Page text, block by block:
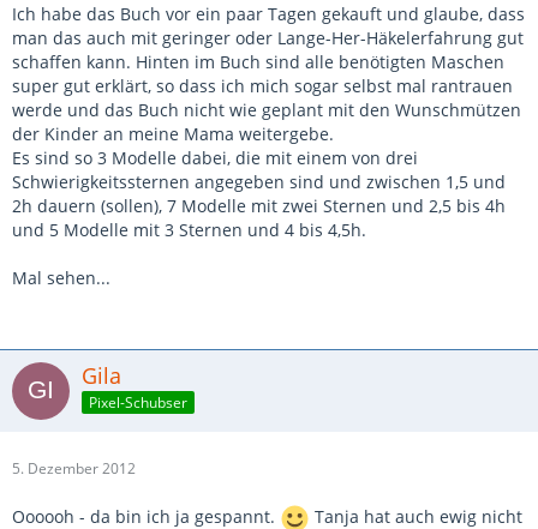
Ich habe das Buch vor ein paar Tagen gekauft und glaube, dass
man das auch mit geringer oder Lange-Her-Häkelerfahrung gut
schaffen kann. Hinten im Buch sind alle benötigten Maschen
super gut erklärt, so dass ich mich sogar selbst mal rantrauen
werde und das Buch nicht wie geplant mit den Wunschmützen
der Kinder an meine Mama weitergebe.
Es sind so 3 Modelle dabei, die mit einem von drei
Schwierigkeitssternen angegeben sind und zwischen 1,5 und
2h dauern (sollen), 7 Modelle mit zwei Sternen und 2,5 bis 4h
und 5 Modelle mit 3 Sternen und 4 bis 4,5h.
Mal sehen...
Gila
Pixel-Schubser
5. Dezember 2012
Oooooh - da bin ich ja gespannt.
Tanja hat auch ewig nicht